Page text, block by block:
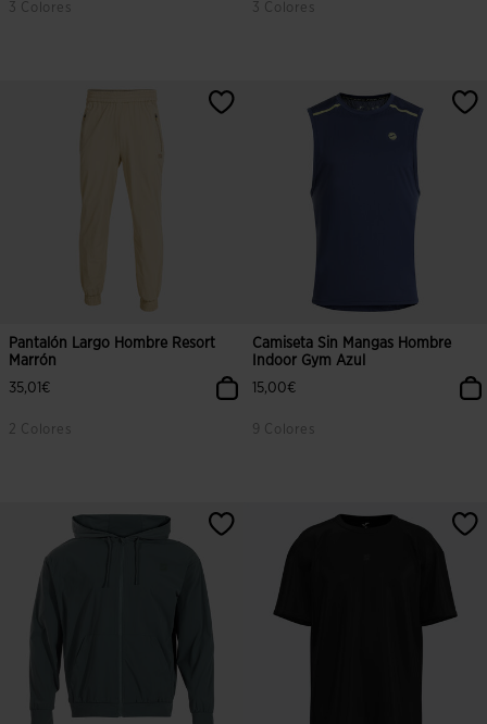
3 Colores
5 sobre 5 de valoración de clientes
3 Colores
3,4 sobre 5 de valoración de
Pantalón Largo Hombre Resort
Marrón
35,01€
2 Colores
5 sobre 5 de valoración de clientes
Camiseta Sin Mangas Hombre
Indoor Gym Azul
15,00€
9 Colores
4 sobre 5 de valoración de clientes